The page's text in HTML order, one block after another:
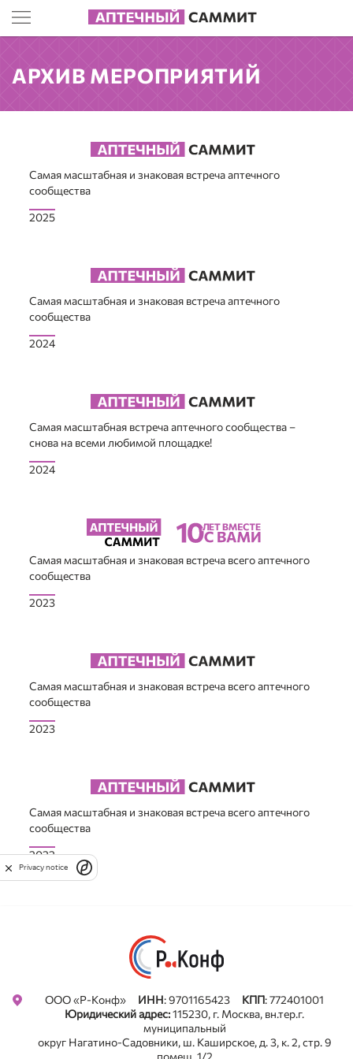
АРХИВ МЕРОПРИЯТИЙ
Самая масштабная и знаковая встреча аптечного
сообщества
2025
Самая масштабная и знаковая встреча аптечного
сообщества
2024
Самая масштабная встреча аптечного сообщества –
снова на всеми любимой площадке!
2024
Самая масштабная и знаковая встреча всего аптечного
сообщества
2023
Самая масштабная и знаковая встреча всего аптечного
сообщества
2023
Самая масштабная и знаковая встреча всего аптечного
сообщества
2022
ООО «Р-Конф» ИНН: 9701165423 КПП: 772401001
Юридический адрес:115230, г. Москва, вн.тер.г.
муниципальный
округ Нагатино-Садовники, ш. Каширское, д. 3, к. 2, стр. 9
помещ. 1/2
Privacy notice